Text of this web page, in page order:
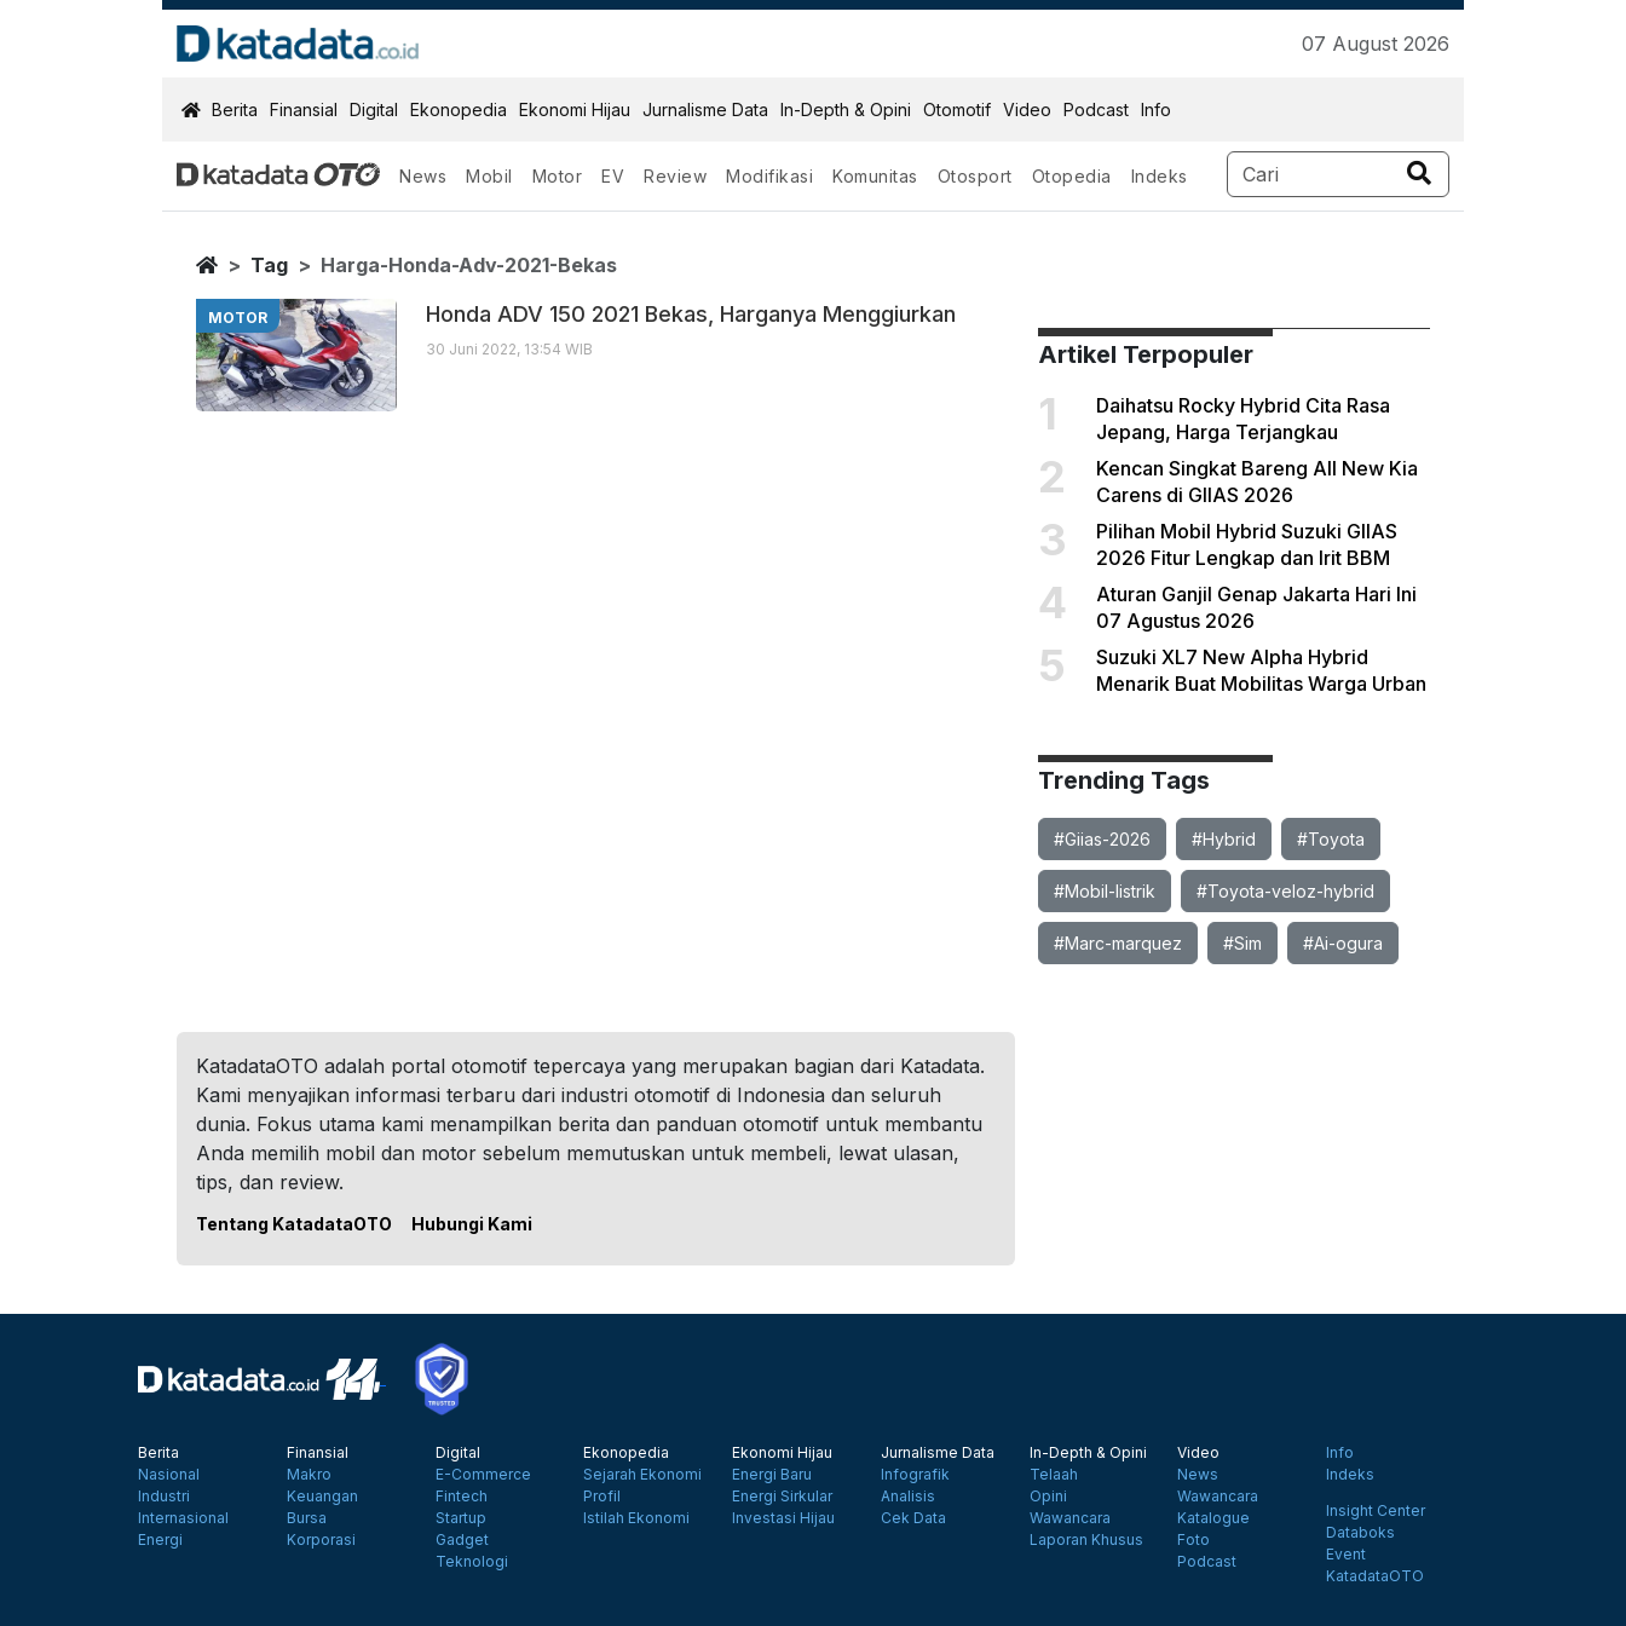
07 August 2026
KatadataOTO
Berita Finansial Digital Ekonopedia Ekonomi Hijau Jurnalisme Data In-Depth & Opini Otomotif Video Podcast Info
News Mobil Motor EV Review Modifikasi Komunitas Otosport Otopedia Indeks
Harga Honda Adv 2021 Bekas
Berita Terbaru
Home
Tag Harga-Honda-Adv-2021-Bekas
MOTOR Honda ADV 150 2021 Bekas, Harganya Menggiurkan
30 Juni 2022, 13:54 WIB Artikel Terpopuler
1
Daihatsu Rocky Hybrid Cita Rasa
Jepang, Harga Terjangkau
2
Kencan Singkat Bareng All New Kia
Carens di GIIAS 2026
3
Pilihan Mobil Hybrid Suzuki GIIAS
2026 Fitur Lengkap dan Irit BBM
4
Aturan Ganjil Genap Jakarta Hari Ini
07 Agustus 2026
5
Suzuki XL7 New Alpha Hybrid
Menarik Buat Mobilitas Warga Urban
Trending Tags
#Giias-2026 #Hybrid #Toyota
#Mobil-listrik #Toyota-veloz-hybrid
#Marc-marquez #Sim #Ai-ogura
KatadataOTO adalah portal otomotif tepercaya yang merupakan bagian dari Katadata.
Kami menyajikan informasi terbaru dari industri otomotif di Indonesia dan seluruh
dunia. Fokus utama kami menampilkan berita dan panduan otomotif untuk membantu
Anda memilih mobil dan motor sebelum memutuskan untuk membeli, lewat ulasan,
tips, dan review.
Tentang KatadataOTO Hubungi Kami
Berita
Nasional
Industri
Internasional
Energi
Finansial
Makro
Keuangan
Bursa
Korporasi
Digital
E-Commerce
Fintech
Startup
Gadget
Teknologi
Ekonopedia
Sejarah Ekonomi
Profil
Istilah Ekonomi
Ekonomi Hijau
Energi Baru
Energi Sirkular
Investasi Hijau
Jurnalisme Data
Infografik
Analisis
Cek Data
In-Depth & Opini
Telaah
Opini
Wawancara
Laporan Khusus
Video
News
Wawancara
Katalogue
Foto
Podcast
Info
Indeks
Insight Center
Databoks
Event
KatadataOTO